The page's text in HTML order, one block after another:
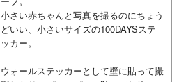
小さい赤ちゃんと写真を撮るのにちょう
どいい、小さいサイズの100DAYSステ
ッカー。
ウォールステッカーとして壁に貼って撮